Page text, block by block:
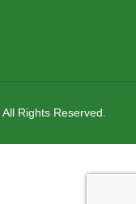
Rights Reserved.